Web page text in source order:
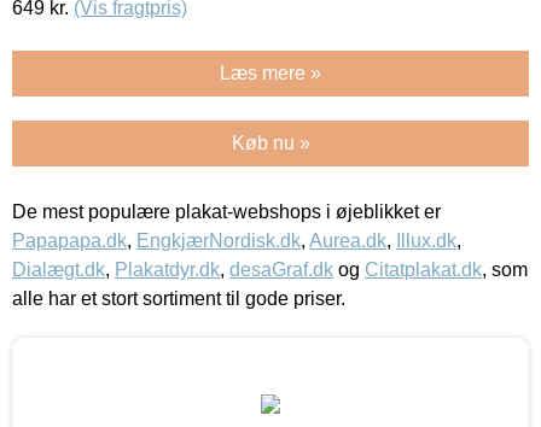
649 kr. (Vis fragtpris)
Læs mere »
Køb nu »
De mest populære plakat-webshops i øjeblikket er
Papapapa.dk, EngkjærNordisk.dk, Aurea.dk, Illux.dk,
Dialægt.dk, Plakatdyr.dk, desaGraf.dk og Citatplakat.dk, som
alle har et stort sortiment til gode priser.